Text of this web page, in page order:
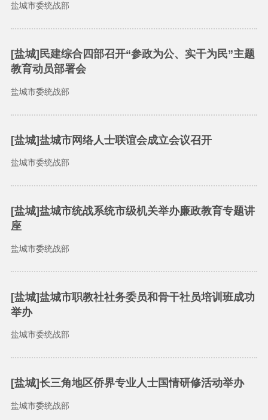
盐城市委统战部
[盐城]民建综合四部召开“参政为公、实干为民”主题
教育动员部署会
盐城市委统战部
[盐城]盐城市网络人士联谊会成立会议召开
盐城市委统战部
[盐城]盐城市统战系统市级机关举办廉政教育专题讲
座
盐城市委统战部
[盐城]盐城市职教社社务委员和骨干社员培训班成功
举办
盐城市委统战部
[盐城]长三角地区侨界专业人士国情研修活动举办
盐城市委统战部